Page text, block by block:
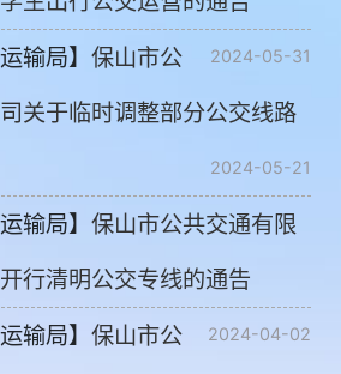
2024-05-31
输局】保山市公
关于临时调整部分公交线路
2024-05-21
输局】保山市公共交通有限
行清明公交专线的通告
2024-04-02
输局】保山市公